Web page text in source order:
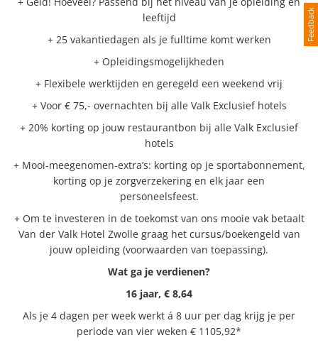
leeftijd
+ 25 vakantiedagen als je fulltime komt werken
+ Opleidingsmogelijkheden
+ Flexibele werktijden en geregeld een weekend vrij
+ Voor € 75,- overnachten bij alle Valk Exclusief hotels
+ 20% korting op jouw restaurantbon bij alle Valk Exclusief
hotels
+ Mooi-meegenomen-extra’s: korting op je sportabonnement,
korting op je zorgverzekering en elk jaar een
personeelsfeest.
+ Om te investeren in de toekomst van ons mooie vak betaalt
Van der Valk Hotel Zwolle graag het cursus/boekengeld van
jouw opleiding (voorwaarden van toepassing).
Wat ga je verdienen?
16 jaar, € 8,64
Als je 4 dagen per week werkt á 8 uur per dag krijg je per
periode van vier weken € 1105,92*
Feedback